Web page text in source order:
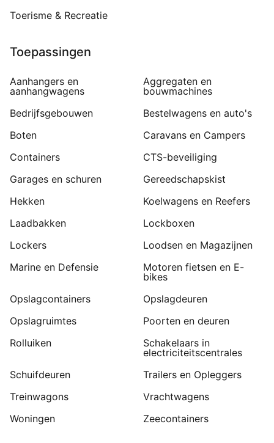
Toerisme & Recreatie
Toepassingen
Aanhangers en
aanhangwagens
Aggregaten en
bouwmachines
Bedrijfsgebouwen
Bestelwagens en auto's
Boten
Caravans en Campers
Containers
CTS-beveiliging
Garages en schuren
Gereedschapskist
Hekken
Koelwagens en Reefers
Laadbakken
Lockboxen
Lockers
Loodsen en Magazijnen
Marine en Defensie
Motoren fietsen en E-
bikes
Opslagcontainers
Opslagdeuren
Opslagruimtes
Poorten en deuren
Rolluiken
Schakelaars in
electriciteitscentrales
Schuifdeuren
Trailers en Opleggers
Treinwagons
Vrachtwagens
Woningen
Zeecontainers